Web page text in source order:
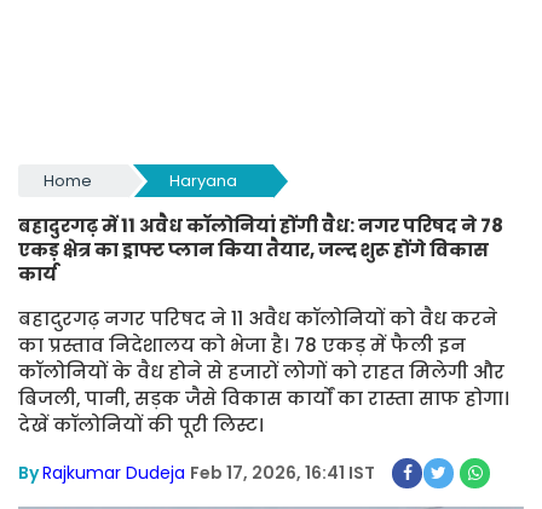
Home Haryana
बहादुरगढ़ में 11 अवैध कॉलोनियां होंगी वैध: नगर परिषद ने 78
एकड़ क्षेत्र का ड्राफ्ट प्लान किया तैयार, जल्द शुरू होंगे विकास
कार्य
बहादुरगढ़ नगर परिषद ने 11 अवैध कॉलोनियों को वैध करने
का प्रस्ताव निदेशालय को भेजा है। 78 एकड़ में फैली इन
कॉलोनियों के वैध होने से हजारों लोगों को राहत मिलेगी और
बिजली, पानी, सड़क जैसे विकास कार्यों का रास्ता साफ होगा।
देखें कॉलोनियों की पूरी लिस्ट।
ByRajkumar Dudeja Feb 17, 2026, 16:41 IST